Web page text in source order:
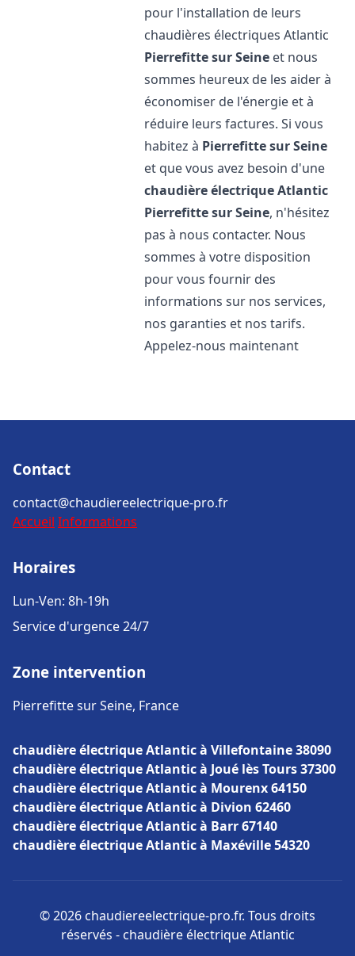
pour l'installation de leurs
chaudières électriques Atlantic
Pierrefitte sur Seine et nous
sommes heureux de les aider à
économiser de l'énergie et à
réduire leurs factures. Si vous
habitez à Pierrefitte sur Seine
et que vous avez besoin d'une
chaudière électrique Atlantic
Pierrefitte sur Seine, n'hésitez
pas à nous contacter. Nous
sommes à votre disposition
pour vous fournir des
informations sur nos services,
nos garanties et nos tarifs.
Appelez-nous maintenant
Contact
contact@chaudiereelectrique-pro.fr
Accueil Informations
Horaires
Lun-Ven: 8h-19h
Service d'urgence 24/7
Zone intervention
Pierrefitte sur Seine, France
chaudière électrique Atlantic à Villefontaine 38090
chaudière électrique Atlantic à Joué lès Tours 37300
chaudière électrique Atlantic à Mourenx 64150
chaudière électrique Atlantic à Divion 62460
chaudière électrique Atlantic à Barr 67140
chaudière électrique Atlantic à Maxéville 54320
© 2026 chaudiereelectrique-pro.fr. Tous droits
réservés - chaudière électrique Atlantic